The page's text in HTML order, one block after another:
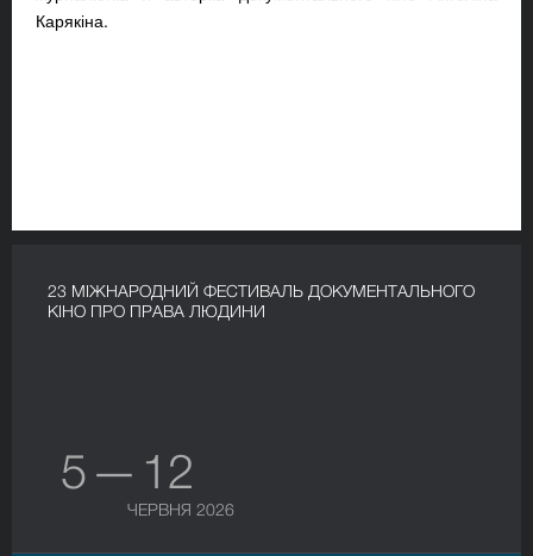
Карякіна.
23 МІЖНАРОДНИЙ ФЕСТИВАЛЬ ДОКУМЕНТАЛЬНОГО
КІНО ПРО ПРАВА ЛЮДИНИ
5 — 12
ЧЕРВНЯ 2026